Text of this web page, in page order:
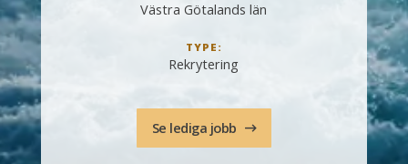
Västra Götalands län
TYPE:
Rekrytering
Se lediga jobb